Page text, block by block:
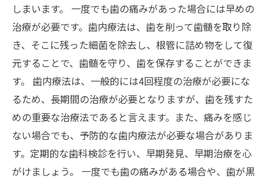
しまいます。 一度でも歯の痛みがあった場合には早めの
治療が必要です。歯内療法は、歯を削って歯髄を取り除
き、そこに残った細菌を除去し、根管に詰め物をして復
元することで、歯髄を守り、歯を保存することができま
す。 歯内療法は、一般的には4回程度の治療が必要にな
るため、長期間の治療が必要となりますが、歯を残すた
めの重要な治療法であると言えます。また、痛みを感じ
ない場合でも、予防的な歯内療法が必要な場合がありま
す。定期的な歯科検診を行い、早期発見、早期治療を心
がけましょう。 一度でも歯の痛みがある場合や、歯が黒